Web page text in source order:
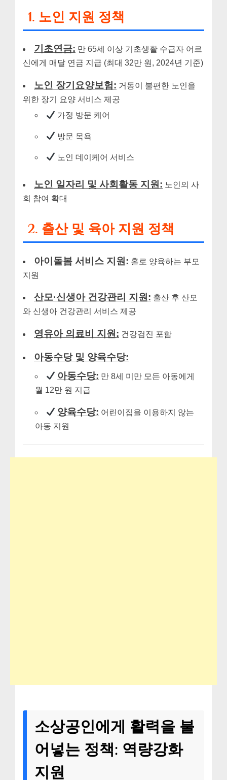
1. 노인 지원 정책
기초연금: 만 65세 이상 기초생활 수급자 어르
신에게 매달 연금 지급 (최대 32만 원, 2024년 기준)
노인 장기요양보험: 거동이 불편한 노인을
위한 장기 요양 서비스 제공
가정 방문 케어
방문 목욕
노인 데이케어 서비스
노인 일자리 및 사회활동 지원: 노인의 사
회 참여 확대
2. 출산 및 육아 지원 정책
아이돌봄 서비스 지원: 홀로 양육하는 부모
지원
산모·신생아 건강관리 지원: 출산 후 산모
와 신생아 건강관리 서비스 제공
영유아 의료비 지원: 건강검진 포함
아동수당 및 양육수당:
아동수당: 만 8세 미만 모든 아동에게
월 12만 원 지급
양육수당: 어린이집을 이용하지 않는
아동 지원
소상공인에게 활력을 불
어넣는 정책: 역량강화
지원